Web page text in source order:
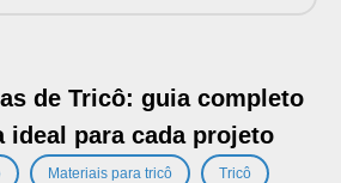
de Tricô: guia completo
ideal para cada projeto
Materiais para tricô Tricô